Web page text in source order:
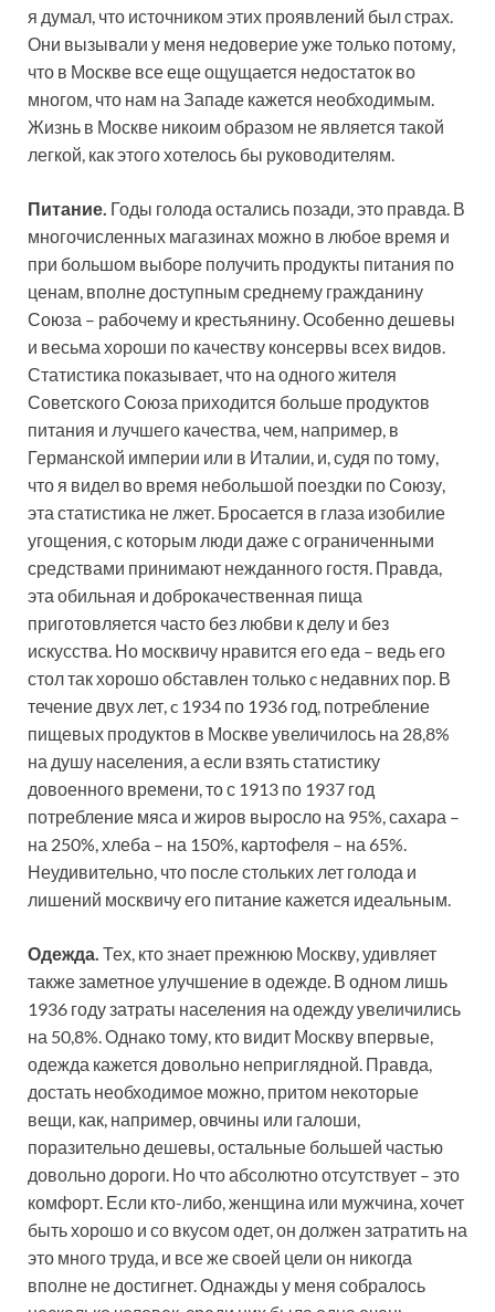
я думал, что источником этих проявлений был страх.
Они вызывали у меня недоверие уже только потому,
что в Москве все еще ощущается недостаток во
многом, что нам на Западе кажется необходимым.
Жизнь в Москве никоим образом не является такой
легкой, как этого хотелось бы руководителям.
Питание. Годы голода остались позади, это правда. В
многочисленных магазинах можно в любое время и
при большом выборе получить продукты питания по
ценам, вполне доступным среднему гражданину
Союза – рабочему и крестьянину. Особенно дешевы
и весьма хороши по качеству консервы всех видов.
Статистика показывает, что на одного жителя
Советского Союза приходится больше продуктов
питания и лучшего качества, чем, например, в
Германской империи или в Италии, и, судя по тому,
что я видел во время небольшой поездки по Союзу,
эта статистика не лжет. Бросается в глаза изобилие
угощения, с которым люди даже с ограниченными
средствами принимают нежданного гостя. Правда,
эта обильная и доброкачественная пища
приготовляется часто без любви к делу и без
искусства. Но москвичу нравится его еда – ведь его
стол так хорошо обставлен только c недавних пор. В
течение двух лет, c 1934 по 1936 год, потребление
пищевых продуктов в Москве увеличилось на 28,8%
на душу населения, а если взять статистику
довоенного времени, то с 1913 по 1937 год
потребление мяса и жиров выросло на 95%, сахара –
на 250%, хлеба – на 150%, картофеля – на 65%.
Неудивительно, что после стольких лет голода и
лишений москвичу его питание кажется идеальным.
Одежда. Тех, кто знает прежнюю Москву, удивляет
также заметное улучшение в одежде. В одном лишь
1936 году затраты населения на одежду увеличились
на 50,8%. Однако тому, кто видит Москву впервые,
одежда кажется довольно неприглядной. Правда,
достать необходимое можно, притом некоторые
вещи, как, например, овчины или галоши,
поразительно дешевы, остальные большей частью
довольно дороги. Но что абсолютно отсутствует – это
комфорт. Если кто-либо, женщина или мужчина, хочет
быть хорошо и со вкусом одет, он должен затратить на
это много труда, и все же своей цели он никогда
вполне не достигнет. Однажды у меня собралось